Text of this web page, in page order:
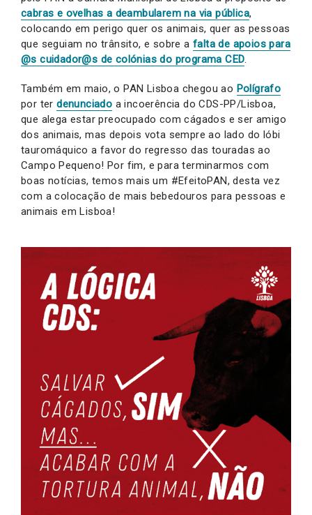
cabras e ovelhas a deambularem na via pública,
colocando em perigo quer os animais, quer as pessoas
que seguiam no trânsito, e sobre a falta de apoios para
@s cuidador@s de colónias do programa CED.
Também em maio, o PAN Lisboa chegou ao Polígrafo
por terdenunciado a incoerência do CDS-PP/Lisboa,
que alega estar preocupado com cágados e ser amigo
dos animais, mas depois vota sempre ao lado do lóbi
tauromáquico a favor do regresso das touradas ao
Campo Pequeno! Por fim, e para terminarmos com
boas notícias, temos mais um #EfeitoPAN, desta vez
com a colocação de mais bebedouros para pessoas e
animais em Lisboa!